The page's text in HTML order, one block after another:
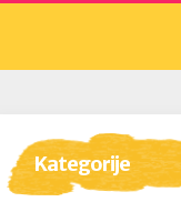
Kategorije